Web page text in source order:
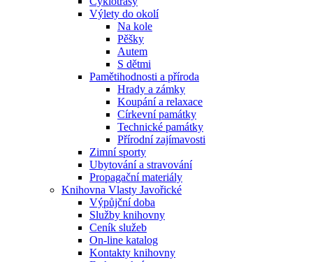
Výlety do okolí
Na kole
Pěšky
Autem
S dětmi
Pamětihodnosti a příroda
Hrady a zámky
Koupání a relaxace
Církevní památky
Technické památky
Přírodní zajímavosti
Zimní sporty
Ubytování a stravování
Propagační materiály
Knihovna Vlasty Javořické
Výpůjční doba
Služby knihovny
Ceník služeb
On-line katalog
Kontakty knihovny